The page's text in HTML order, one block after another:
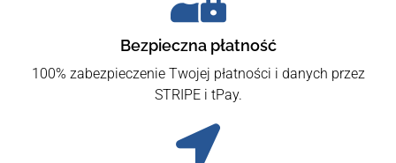
Bezpieczna płatność
100% zabezpieczenie Twojej płatności i danych przez
STRIPE i tPay.